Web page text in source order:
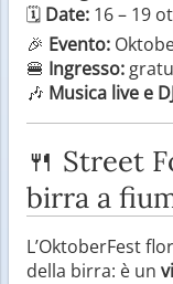
🗓️ Date: 16 – 19
🎉 Evento:
🍔 Ingresso:
🎶 Musica live e
🍴 Street
birra a
L’OktoberFest
della birra: è un